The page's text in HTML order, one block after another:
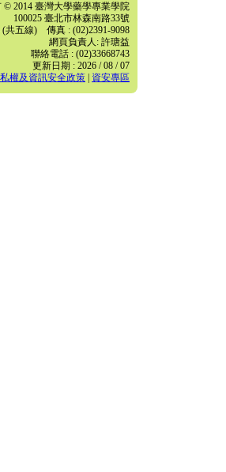
© 2014 臺灣大學藥學專業學院
100025 臺北市林森南路33號
(共五線) 傳真 : (02)2391-9098
網頁負責人: 許瑭益
聯絡電話 : (02)33668743
更新日期 : 2026 / 08 / 07
權及資訊安全政策
資安專區